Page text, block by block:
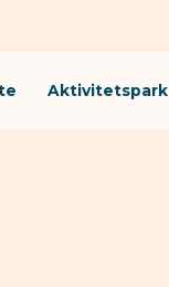
Aktivitetspark